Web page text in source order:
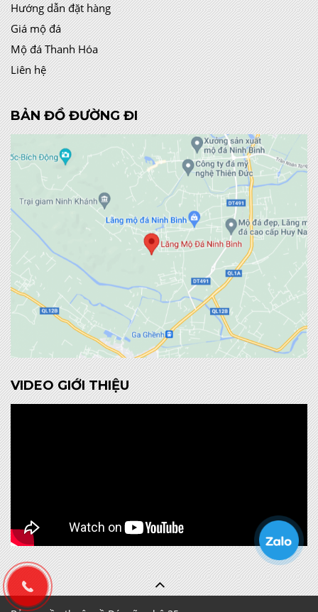
Hướng dẫn đặt hàng
Giá mộ đá
Mộ đá Thanh Hóa
Liên hệ
BẢN ĐỒ ĐƯỜNG ĐI
VIDEO GIỚI THIỆU